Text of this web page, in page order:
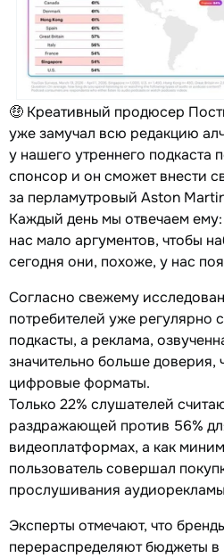
🤑 Креативный продюсер
уже замучал всю редакцию
у нашего утреннего подкаста
спонсор и он сможет внести
за перламутровый Aston
Каждый день мы отвечаем
нас мало аргументов, чтобы
сегодня они, похоже, у нас
Согласно свежему
потребителей уже регулярно
подкасты, а реклама,
значительно больше доверия,
цифровые форматы.
Только 22% слушателей
раздражающей против 56%
видеоплатформах, а как
пользователь совершал
прослушивания
Эксперты отмечают, что
перераспределяют бюджеты в